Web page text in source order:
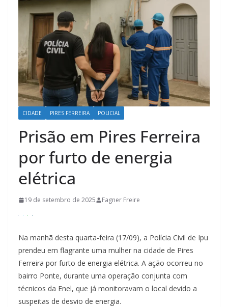
CIDADE PIRES FERREIRA POLICIAL
Prisão em Pires Ferreira
por furto de energia
elétrica
19 de setembro de 2025 Fagner Freire
Na manhã desta quarta-feira (17/09), a Polícia Civil de Ipu
prendeu em flagrante uma mulher na cidade de Pires
Ferreira por furto de energia elétrica. A ação ocorreu no
bairro Ponte, durante uma operação conjunta com
técnicos da Enel, que já monitoravam o local devido a
suspeitas de desvio de energia.